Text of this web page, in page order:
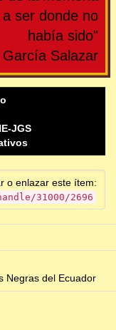
ser donde no
había sido"
Salazar
JGS
o enlazar este ítem:
31000/2696
Negras del Ecuador